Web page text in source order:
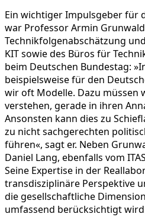
Ein wichtiger Impulsgeber für
war Professor Armin
Technikfolgenabschätzung
KIT sowie des Büros für
beim Deutschen Bundestag:
beispielsweise für den
wir oft Modelle. Dazu müssen
verstehen, gerade in ihren
Ansonsten kann dies zu
zu nicht sachgerechten
führen«, sagt er. Neben
Daniel Lang, ebenfalls vom
Seine Expertise in der
transdisziplinäre Perspektive
die gesellschaftliche
umfassend berücksichtigt